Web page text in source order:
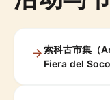
索科古市集（
Fiera del Soco